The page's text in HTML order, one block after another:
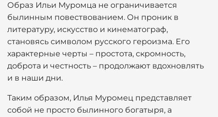
Образ Ильи Муромца не ограничивается
былинным повествованием. Он проник в
литературу, искусство и кинематограф,
становясь символом русского героизма. Его
характерные черты – простота, скромность,
доброта и честность – продолжают вдохновлять
и в наши дни.
Таким образом, Илья Муромец представляет
собой не просто былинного богатыря, а